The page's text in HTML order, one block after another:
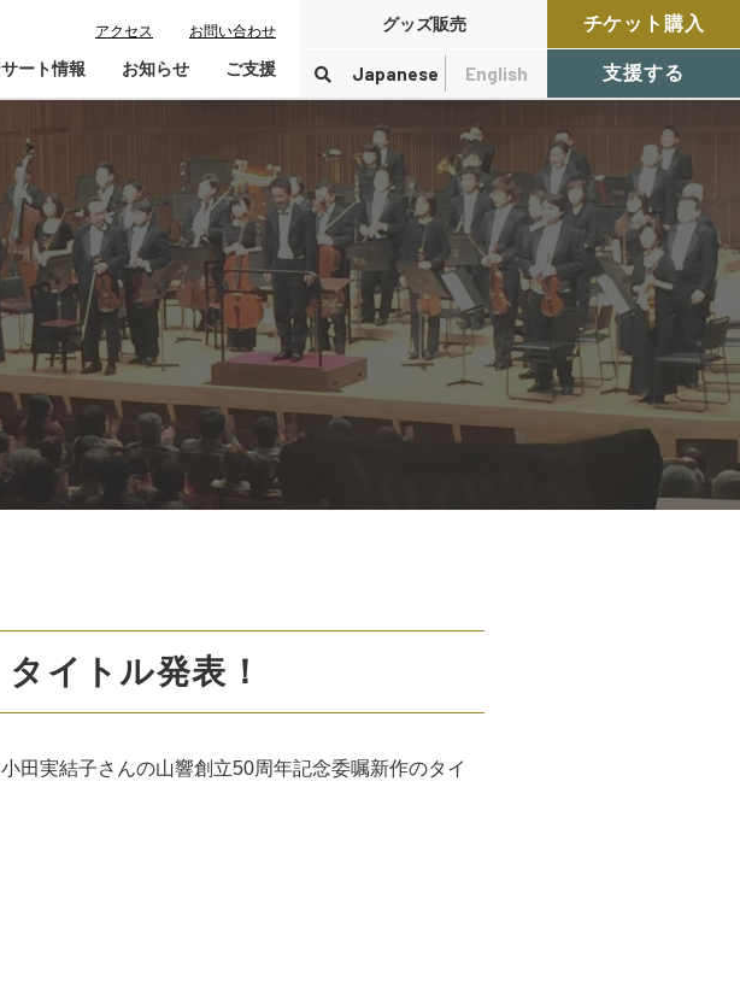
アクセス お問い合わせ
ート情報
購入ガイド
会員入会
会アーカイブ
お知らせ ご支援
寄付控除について
グッズ販売
Japanese English
チケット購入
支援する
イトル発表！
田実結子さんの山響創立50周年記念委嘱新作のタイ